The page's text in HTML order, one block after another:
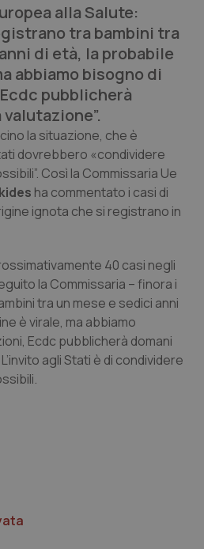
alla Salute:
tra bambini tra
di età, la probabile
abbiamo bisogno di
pubblicherà
la situazione, che è
dovrebbero «condividere
Così la Commissaria Ue
ha commentato i casi di
ignota che si registrano in
40 casi negli
la Commissaria – finora i
tra un mese e sedici anni
è virale, ma abbiamo
Ecdc pubblicherà domani
agli Stati è di condividere